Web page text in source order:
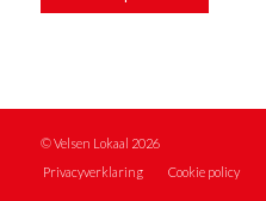
© Velsen Lokaal 2026
Privacyverklaring
Cookie policy